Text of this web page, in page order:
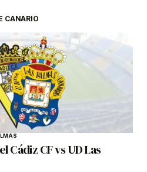
CANARIO
CF vs UD Las